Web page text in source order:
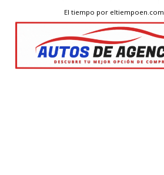
El tiempo por eltiempoen.com